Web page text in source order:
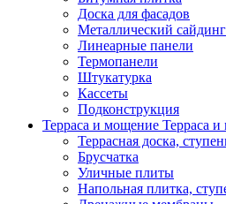
Доска для фасадов
Металлический сайдинг
Линеарные панели
Термопанели
Штукатурка
Кассеты
Подконструкция
Терраса и мощение Терраса
Террасная доска,
Брусчатка
Уличные плиты
Напольная плитка,